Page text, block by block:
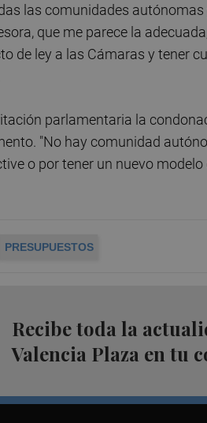
las comunidades autónomas
que me parece la
de ley a las Cámaras y tener
parlamentaria la
"No hay comunidad
o por tener un nuevo modelo
PRESUPUESTOS
Recibe toda la
Valencia Plaza en tu